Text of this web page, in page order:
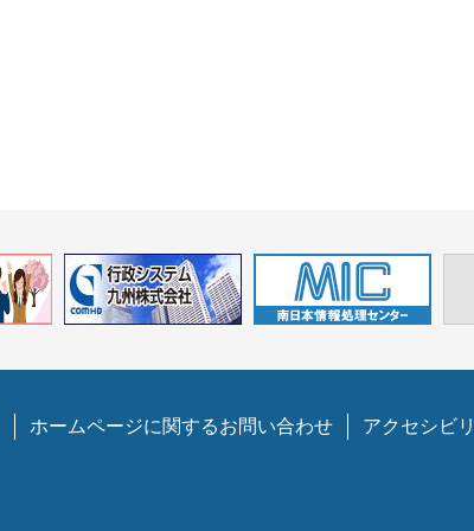
ホームページに関するお問い合わせ アクセシビ